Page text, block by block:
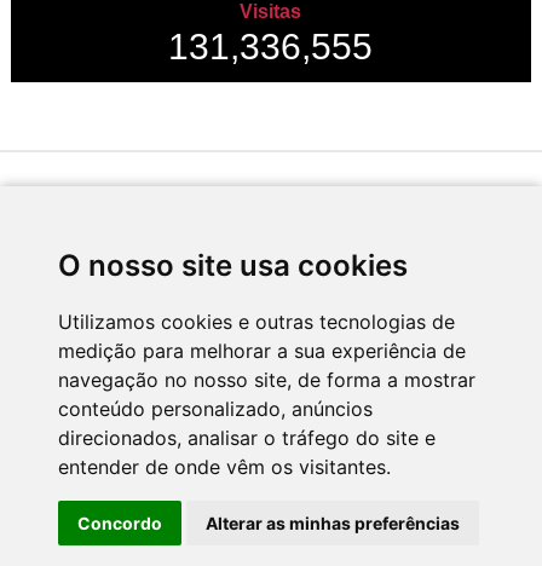
O nosso site usa cookies
Utilizamos cookies e outras tecnologias de
medição para melhorar a sua experiência de
navegação no nosso site, de forma a mostrar
conteúdo personalizado, anúncios
direcionados, analisar o tráfego do site e
entender de onde vêm os visitantes.
Concordo Alterar as minhas preferências
Visitas
131,336,555
CNC - Centro Nacional de Cultura 2026 © Todos os direitos reservados